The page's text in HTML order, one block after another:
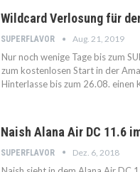
Wildcard Verlosung für
SUPERFLAVOR Aug. 21, 2019
Nur noch wenige Tage bis zum
zum kostenlosen Start in der
Hinterlasse bis zum 26.08. einen
Naish Alana Air DC 11.6
SUPERFLAVOR Dez. 6, 2018